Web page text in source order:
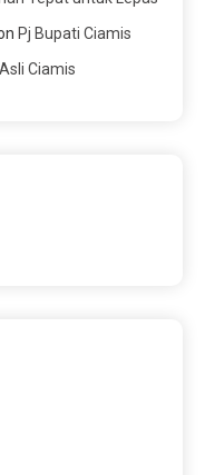
Pj Bupati Ciamis
Ciamis